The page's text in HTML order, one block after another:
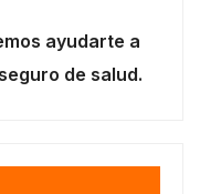
ayudarte a
de salud.